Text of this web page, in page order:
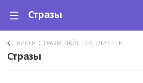
Стразы
БИСЕР, СТРАЗЫ, ПАЙЕТКИ, ГЛИТТЕР
Стразы